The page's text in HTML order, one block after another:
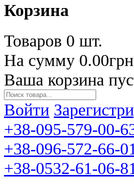
Корзина
Товаров 0 шт.
На сумму
Ваша корзина
Войти
+38-095-579-00-
+38-096-572-66-01
+38-0532-61-06-81